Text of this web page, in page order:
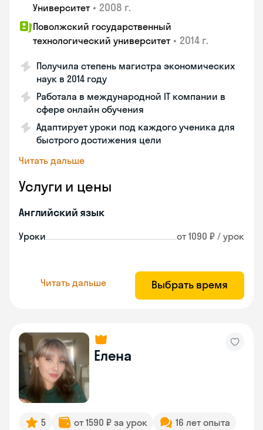
Университет • 2008 г.
Поволжский государственный
технологический университет • 2014 г.
Получила степень магистра экономических
наук в 2014 году
Работала в международной IT компании в
сфере онлайн обучения
Адаптирует уроки под каждого ученика для
быстрого достижения цели
Читать дальше
Услуги и цены
Английский язык
Уроки от 1090 ₽ / урок
Читать дальше Выбрать время
Елена
5 от 1590 ₽ за урок
16 лет опыта